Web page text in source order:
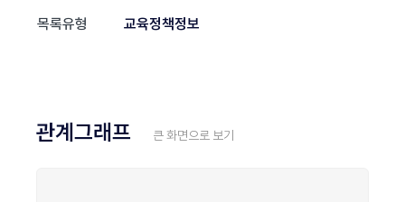
목록유형
교육정책정보
관계그래프 큰 화면으로 보기